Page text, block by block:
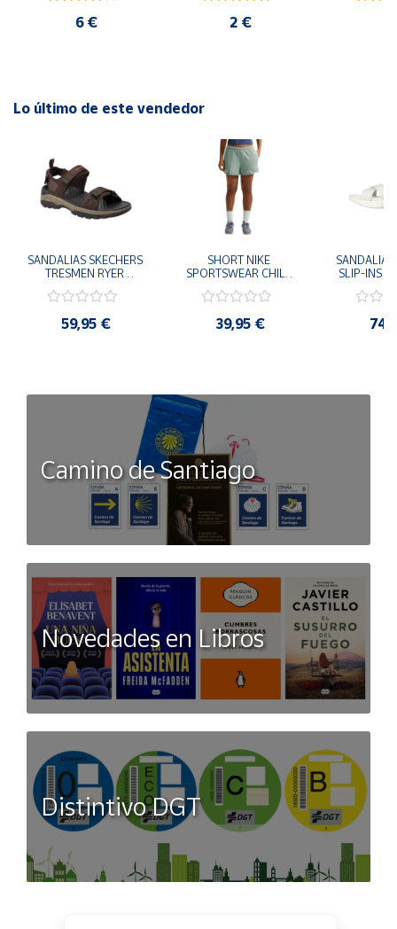
6 € 2 €
Lo último de este vendedor
SANDALIAS SKECHERS
TRESMEN RYER
205112-CHOC
COMODAS
59,95 €
SHORT NIKE
SPORTSWEAR CHILL
006 PANTALONES
39,95 €
SANDALIAS
SLIP-INS
Camino de Santiago
Novedades en Libros
Distintivo DGT